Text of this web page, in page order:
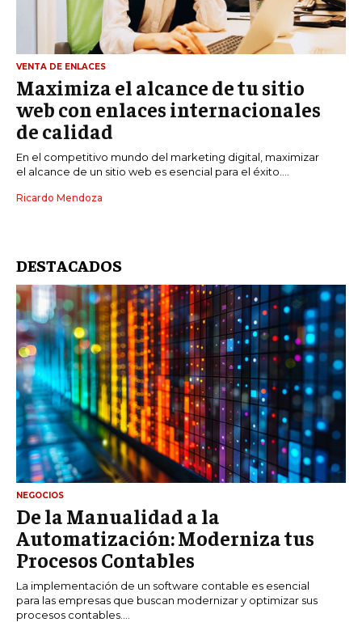
VENTA DE ENLACES
Maximiza el alcance de tu sitio
web con enlaces internacionales
de calidad
En el competitivo mundo del marketing digital, maximizar
el alcance de un sitio web es esencial para el éxito....
Ricardo Mendoza
DESTACADOS
NEGOCIOS
De la Manualidad a la
Automatización: Moderniza tus
Procesos Contables
La implementación de un software contable es esencial
para las empresas que buscan modernizar y optimizar sus
procesos contables....